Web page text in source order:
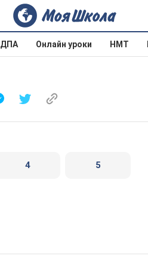
ДПА Онлайн уроки НМТ
4 5